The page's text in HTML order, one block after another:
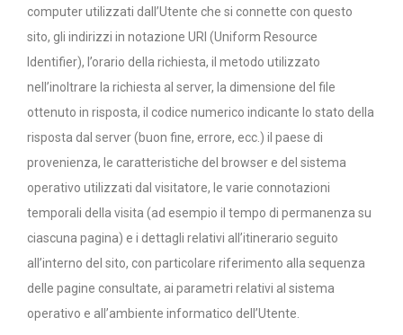
computer utilizzati dall’Utente che si connette con questo
sito, gli indirizzi in notazione URI (Uniform Resource
Identifier), l’orario della richiesta, il metodo utilizzato
nell’inoltrare la richiesta al server, la dimensione del file
ottenuto in risposta, il codice numerico indicante lo stato della
risposta dal server (buon fine, errore, ecc.) il paese di
provenienza, le caratteristiche del browser e del sistema
operativo utilizzati dal visitatore, le varie connotazioni
temporali della visita (ad esempio il tempo di permanenza su
ciascuna pagina) e i dettagli relativi all’itinerario seguito
all’interno del sito, con particolare riferimento alla sequenza
delle pagine consultate, ai parametri relativi al sistema
operativo e all’ambiente informatico dell’Utente.